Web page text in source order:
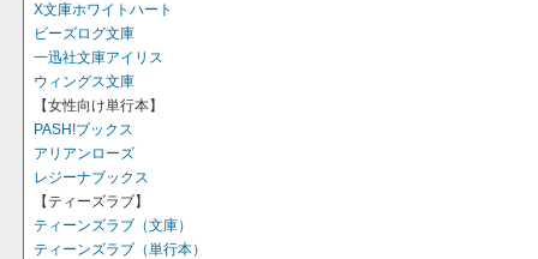
X文庫ホワイトハート
ビーズログ文庫
一迅社文庫アイリス
ウィングス文庫
【女性向け単行本】
PASH!ブックス
アリアンローズ
レジーナブックス
【ティーズラブ】
ティーンズラブ（文庫）
ティーンズラブ（単行本）